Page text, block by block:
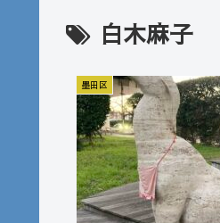
白木麻子
墨田区